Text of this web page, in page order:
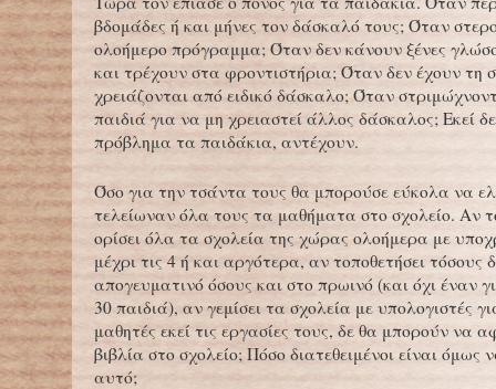
βδομάδες ή και μήνες τον δάσκαλό τους; Όταν
ολοήμερο πρόγραμμα; Όταν δεν κάνουν ξένες
και τρέχουν στα φροντιστήρια; Όταν δεν έχουν τη
χρειάζονται από ειδικό δάσκαλο; Όταν
παιδιά για να μη χρειαστεί άλλος δάσκαλος; Εκεί
πρόβλημα τα παιδάκια, αντέχουν.
Όσο για την τσάντα τους θα μπορούσε εύκολα να
τελείωναν όλα τους τα μαθήματα στο σχολείο. Αν
ορίσει όλα τα σχολεία της χώρας ολοήμερα με
μέχρι τις 4 ή και αργότερα, αν τοποθετήσει τόσους
απογευματινό όσους και στο πρωινό (και όχι έναν
30 παιδιά), αν γεμίσει τα σχολεία με υπολογιστές
μαθητές εκεί τις εργασίες τους, δε θα μπορούν να
βιβλία στο σχολείο; Πόσο διατεθειμένοι είναι όμως
αυτό;